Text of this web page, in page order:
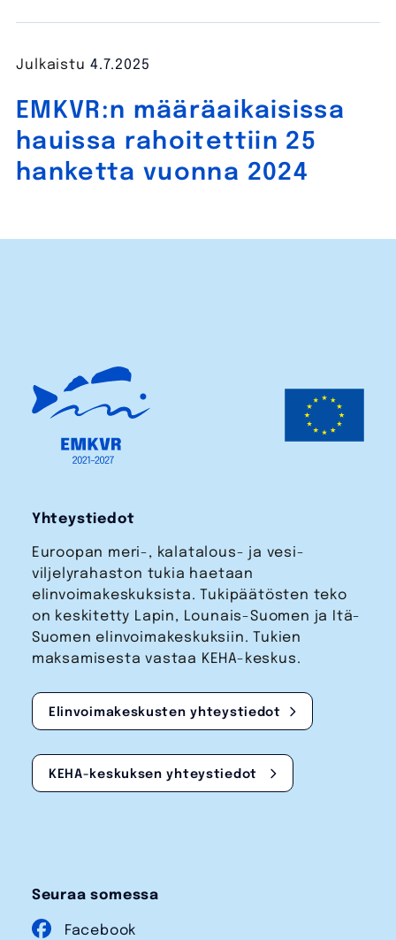
EMKVR:n määräaikaisissa
hauissa rahoitettiin 25
hanketta vuonna 2024
Julkaistu 4.7.2025
Yhteystiedot
Euroopan meri-, kalatalous- ja vesi­
viljelyrahaston tukia haetaan
elinvoimakeskuksista. Tukipäätösten teko
on keskitetty Lapin, Lounais-Suomen ja Itä-
Suomen elinvoimakeskuksiin. Tukien
maksamisesta vastaa KEHA-keskus.
Elinvoimakeskusten yhteystiedot
KEHA-keskuksen yhteystiedot
Seuraa somessa
Facebook